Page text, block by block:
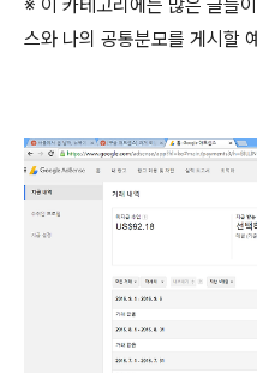
※ 이 카테고리에는 많은 글들
스와 나의 공통분모를 게시할